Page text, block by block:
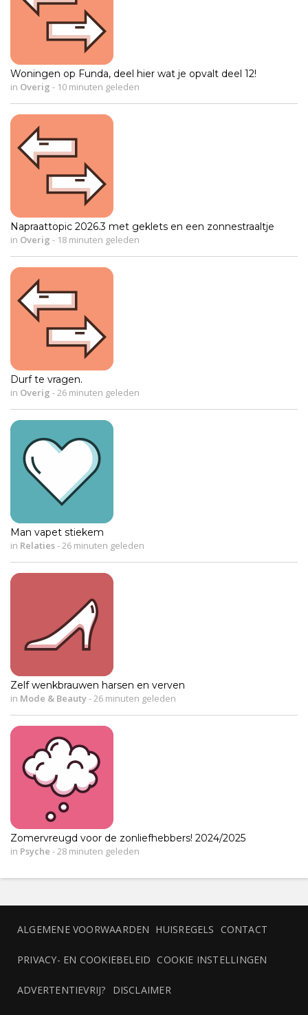
Woningen op Funda, deel hier wat je opvalt deel 12!
in Overig - 10 minuten geleden
Napraattopic 2026.3 met geklets en een zonnestraaltje
in Overig - 18 minuten geleden
Durf te vragen.
in Overig -26 minuten geleden
Man vapet stiekem
in Relaties-26 minuten geleden
Zelf wenkbrauwen harsen en verven
in Mode & Beauty-26 minuten geleden
Zomervreugd voor de zonliefhebbers! 2024/2025
in Psyche -28 minuten geleden
ALGEMENE VOORWAARDEN HUISREGELS CONTACT
PRIVACY- EN COOKIEBELEID COOKIE INSTELLINGEN
ADVERTENTIEVRIJ? DISCLAIMER